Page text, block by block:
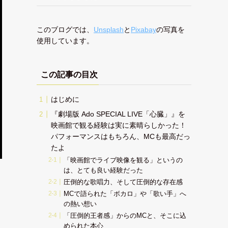
このブログでは、 Unsplashと Pixabayの写真を
使用しています。
この記事の目次
はじめに
『劇場版 Ado SPECIAL LIVE「心臓」』を
映画館で観る経験は実に素晴らしかった！
パフォーマンスはもちろん、MCも最高だっ
たよ
「映画館でライブ映像を観る」というの
は、とても良い経験だった
圧倒的な歌唱力、そして圧倒的な存在感
MCで語られた「ボカロ」や「歌い手」へ
の熱い想い
「圧倒的王者感」からのMCと、そこに込
められた本心